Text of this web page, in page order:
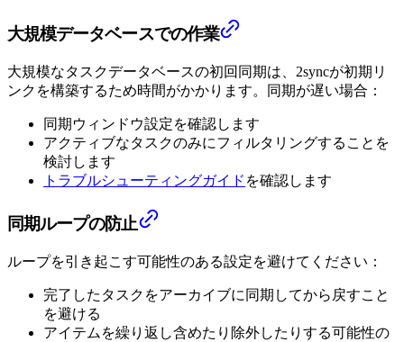
大規模データベースでの作業
大規模なタスクデータベースの初回同期は、2syncが初期リ
ンクを構築するため時間がかかります。同期が遅い場合：
同期ウィンドウ設定を確認します
アクティブなタスクのみにフィルタリングすることを
検討します
トラブルシューティングガイド を確認します
同期ループの防止
ループを引き起こす可能性のある設定を避けてください：
完了したタスクをアーカイブに同期してから戻すこと
を避ける
アイテムを繰り返し含めたり除外したりする可能性の